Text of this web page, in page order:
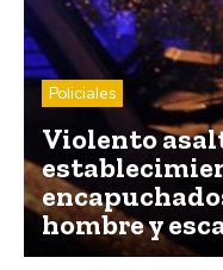
Policiales
Violento
hombre y